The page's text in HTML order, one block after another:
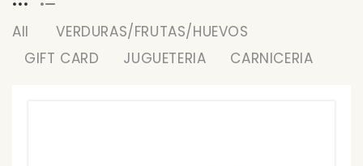
All
VERDURAS/FRUTAS/HUEVOS
GIFT CARD
JUGUETERIA CARNICERIA